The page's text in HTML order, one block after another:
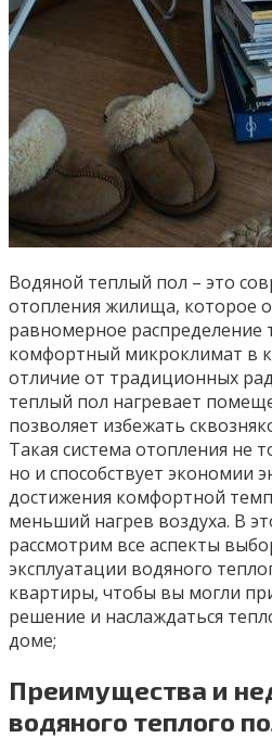
Водяной теплый пол – это
отопления жилища, которое
равномерное распределение
комфортный микроклимат в
отличие от традиционных
теплый пол нагревает
позволяет избежать
Такая система отопления не
но и способствует экономии
достижения комфортной
меньший нагрев воздуха. В
рассмотрим все аспекты
эксплуатации водяного
квартиры, чтобы вы могли
решение и наслаждаться
доме;
Преимущества и
водяного теплого